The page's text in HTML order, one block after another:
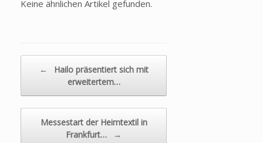
Keine ähnlichen Artikel gefunden.
←
Hailo präsentiert sich mit
erweitertem…
Messestart der Heimtextil in
Frankfurt…
→